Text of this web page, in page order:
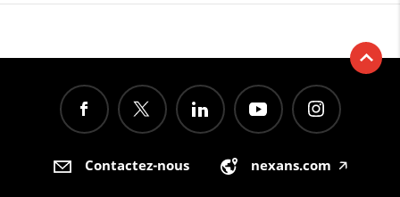
Contactez-nous nexans.com 🡥